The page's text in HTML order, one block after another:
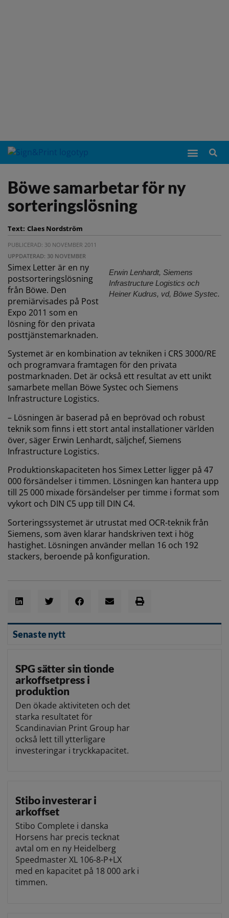
Böwe samarbetar för ny
sorteringslösning
Text: Claes Nordström
PUBLICERAD: 30 NOVEMBER 2011
UPPDATERAD: 30 NOVEMBER
Erwin Lenhardt, Siemens
Infrastructure Logistics och
Heiner Kudrus, vd, Böwe Systec.
Simex Letter är en ny
postsorteringslösning
från Böwe. Den
premiärvisades på Post
Expo 2011 som en
lösning för den privata
posttjänstemarknaden.
Systemet är en kombination av tekniken i CRS 3000/RE
och programvara framtagen för den privata
postmarknaden. Det är också ett resultat av ett unikt
samarbete mellan Böwe Systec och Siemens
Infrastructure Logistics.
– Lösningen är baserad på en beprövad och robust
teknik som finns i ett stort antal installationer världen
över, säger Erwin Lenhardt, säljchef, Siemens
Infrastructure Logistics.
Produktionskapaciteten hos Simex Letter ligger på 47
000 försändelser i timmen. Lösningen kan hantera upp
till 25 000 mixade försändelser per timme i format som
vykort och DIN C5 upp till DIN C4.
Sorteringssystemet är utrustat med OCR-teknik från
Siemens, som även klarar handskriven text i hög
hastighet. Lösningen använder mellan 16 och 192
stackers, beroende på konfiguration.
Senaste nytt
SPG sätter sin tionde
arkoffsetpress i
produktion
Den ökade aktiviteten och det
starka resultatet för
Scandinavian Print Group har
också lett till ytterligare
investeringar i tryckkapacitet.
Stibo investerar i
arkoffset
Stibo Complete i danska
Horsens har precis tecknat
avtal om en ny Heidelberg
Speedmaster XL 106-8-P+LX
med en kapacitet på 18 000 ark i
timmen.